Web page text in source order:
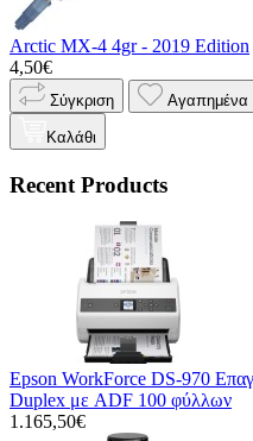
Arctic MX-4 4gr - 2019 Edition
4,50€
Σύγκριση Αγαπημένα
Καλάθι
Recent Products
Epson WorkForce DS-970
Duplex με ADF 100 φύλλων
1.165,50€